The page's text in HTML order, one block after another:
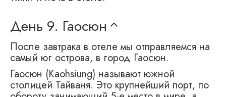
День 9. Гаосюн
После завтрака в отеле мы отправляемся на
самый юг острова, в город Гаосюн.
Гаосюн (Kaohsiung) называют южной
столицей Тайваня. Это крупнейший порт, по